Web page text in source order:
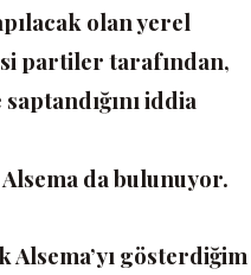
olan yerel
partiler tarafından,
iddia
da bulunuyor.
gösterdiğim